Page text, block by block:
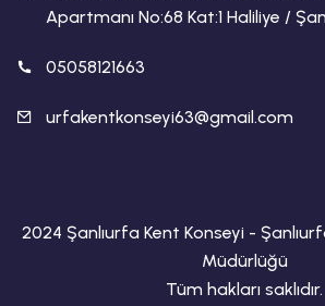
Apartmanı No:68 Kat:1 Haliliye /
05058121663
urfakentkonseyi63@gmail.com
2024 Şanlıurfa Kent Konseyi -
Müdürlüğü
Tüm hakları saklıdır.